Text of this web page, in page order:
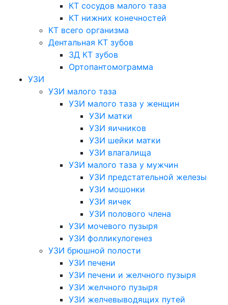
КТ сосудов малого таза
КТ нижних конечностей
КТ всего организма
Дентальная КТ зубов
3Д КТ зубов
Ортопантомограмма
УЗИ
УЗИ малого таза
УЗИ малого таза у женщин
УЗИ матки
УЗИ яичников
УЗИ шейки матки
УЗИ влагалища
УЗИ малого таза у мужчин
УЗИ предстательной железы
УЗИ мошонки
УЗИ яичек
УЗИ полового члена
УЗИ мочевого пузыря
УЗИ фолликулогенез
УЗИ брюшной полости
УЗИ печени
УЗИ печени и желчного пузыря
УЗИ желчного пузыря
УЗИ желчевыводящих путей